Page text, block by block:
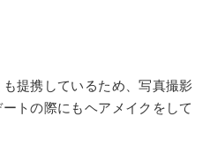
提携しているため、写真撮影
トの際にもヘアメイクをして